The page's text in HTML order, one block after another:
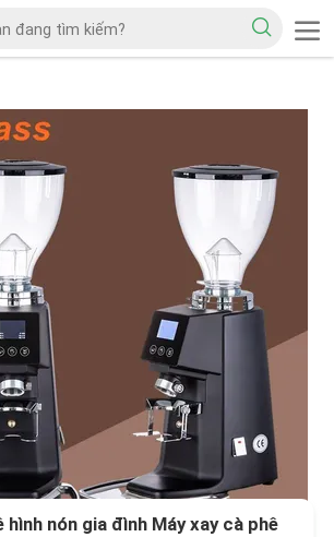
hình nón gia đình Máy xay cà phê